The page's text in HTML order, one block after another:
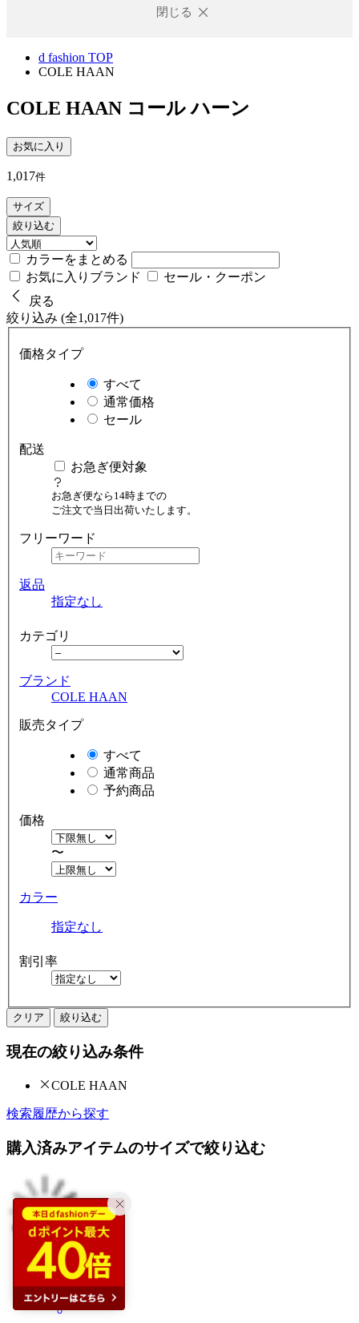
閉じる
d fashion TOP
COLE HAAN
COLE HAAN コール ハーン
お気に入り
1,017件
サイズ
絞り込む
カラーをまとめる
お気に入りブランド
セール・クーポン
戻る
絞り込み (全1,017件)
価格タイプ
すべて
通常価格
セール
配送
お急ぎ便対象
お急ぎ便なら14時までの
ご注文で当日出荷いたします。
フリーワード
返品
指定なし
カテゴリ
ブランド
COLE HAAN
販売タイプ
すべて
通常商品
予約商品
価格
〜
カラー
指定なし
割引率
クリア 絞り込む
現在の絞り込み条件
COLE HAAN
検索履歴から探す
購入済みアイテムのサイズで絞り込む
34%